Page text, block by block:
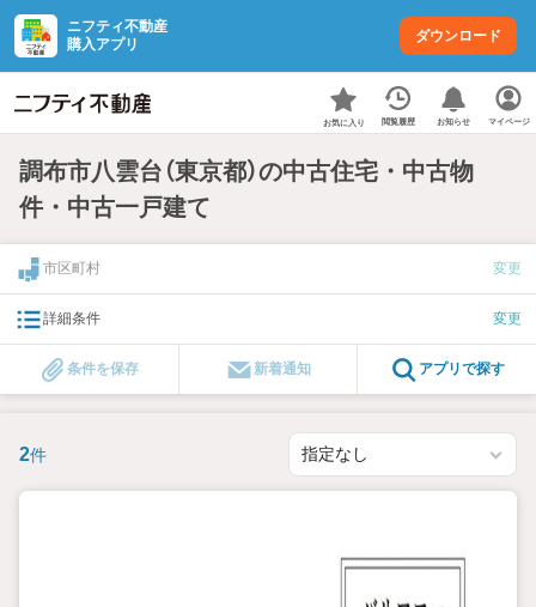
ニフティ不動産
購入アプリ
ダウンロード
お気に入り 閲覧履歴 お知らせ マイページ
調布市八雲台（東京都）の中古住宅・中古物
件・中古一戸建て
市区町村 変更
詳細条件 変更
条件を保存 新着通知 アプリで探す
2件